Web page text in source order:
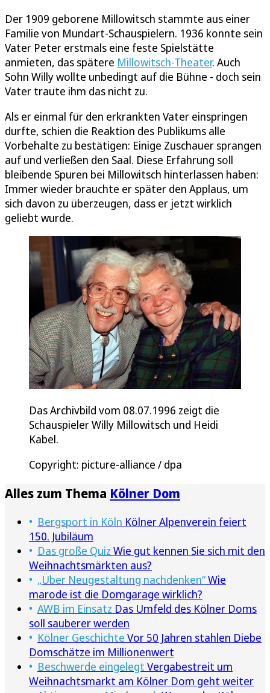
Der 1909 geborene Millowitsch stammte aus einer
Familie von Mundart-Schauspielern. 1936 konnte sein
Vater Peter erstmals eine feste Spielstätte
anmieten, das spätere Millowitsch-Theater. Auch
Sohn Willy wollte unbedingt auf die Bühne - doch sein
Vater traute ihm das nicht zu.
Als er einmal für den erkrankten Vater einspringen
durfte, schien die Reaktion des Publikums alle
Vorbehalte zu bestätigen: Einige Zuschauer sprangen
auf und verließen den Saal. Diese Erfahrung soll
bleibende Spuren bei Millowitsch hinterlassen haben:
Immer wieder brauchte er später den Applaus, um
sich davon zu überzeugen, dass er jetzt wirklich
geliebt wurde.
Das Archivbild vom 08.07.1996 zeigt die
Schauspieler Willy Millowitsch und Heidi
Kabel.
Copyright: picture-alliance / dpa
Alles zum Thema Kölner Dom
Bergsport in Köln Kölner Alpenverein feiert
150. Jubiläum
Das große Quiz Wie gut kennen Sie sich mit den
Weihnachtsmärkten aus?
„Über Neugestaltung nachdenken“Wie
marode ist die Domgarage wirklich?
AWB im Einsatz Das Umfeld des Kölner Doms
soll sauberer werden
Kölner Geschichte Vor 50 Jahren stahlen Diebe
Domschätze im Millionenwert
Beschwerde eingelegt Vergabestreit um
Weihnachtsmarkt am Kölner Dom geht weiter